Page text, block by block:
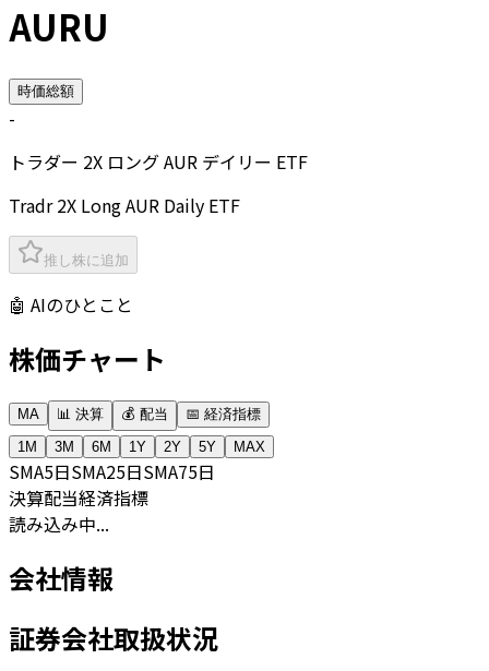
AURU
時価総額
-
トラダー 2X ロング AUR デイリー ETF
Tradr 2X Long AUR Daily ETF
推し株に追加
🤖 AIのひとこと
株価チャート
MA 📊 決算 💰 配当
📅 経済指標
1M
3M 6M 1Y 2Y 5Y MAX
SMA5日SMA25日SMA75日
決算配当経済指標
読み込み中...
会社情報
証券会社取扱状況